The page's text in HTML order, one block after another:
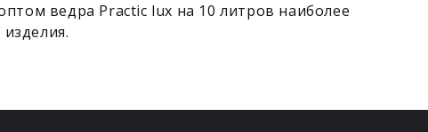
ведра Practic lux на 10 литров наиболее